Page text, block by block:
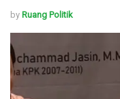
by Ruang Politik